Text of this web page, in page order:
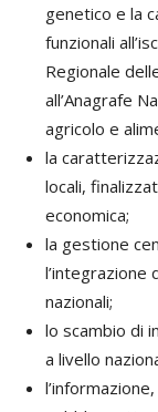
genetico e la
funzionali
Regionale
all’Anagrafe
agricolo e
la
locali,
economica;
la gestione
l’integrazione
nazionali;
lo scambio di
a livello